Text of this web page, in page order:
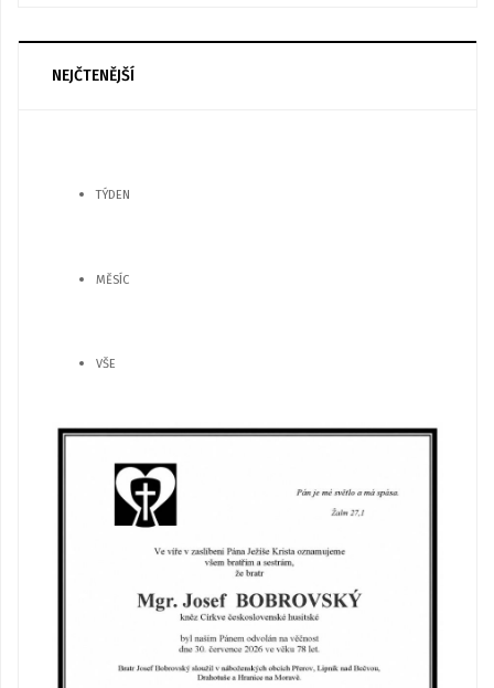
NEJČTENĚJŠÍ
TÝDEN
MĚSÍC
VŠE